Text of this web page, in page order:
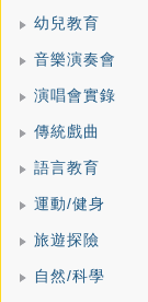
幼兒教育
音樂演奏會
演唱會實錄
傳統戲曲
語言教育
運動/健身
旅遊探險
自然/科學